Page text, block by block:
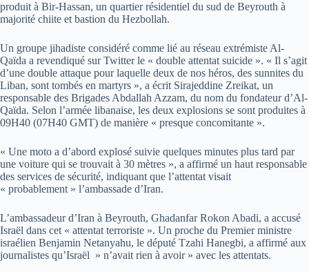
produit à Bir-Hassan, un quartier résidentiel du sud de Beyrouth à
majorité chiite et bastion du Hezbollah.
Un groupe jihadiste considéré comme lié au réseau extrémiste Al-
Qaïda a revendiqué sur Twitter le « double attentat suicide ». « Il s’agit
d’une double attaque pour laquelle deux de nos héros, des sunnites du
Liban, sont tombés en martyrs », a écrit Sirajeddine Zreikat, un
responsable des Brigades Abdallah Azzam, du nom du fondateur d’Al-
Qaïda. Selon l’armée libanaise, les deux explosions se sont produites à
09H40 (07H40 GMT) de manière « presque concomitante ».
« Une moto a d’abord explosé suivie quelques minutes plus tard par
une voiture qui se trouvait à 30 mètres », a affirmé un haut responsable
des services de sécurité, indiquant que l’attentat visait
« probablement » l’ambassade d’Iran.
L’ambassadeur d’Iran à Beyrouth, Ghadanfar Rokon Abadi, a accusé
Israël dans cet « attentat terroriste ». Un proche du Premier ministre
israélien Benjamin Netanyahu, le député Tzahi Hanegbi, a affirmé aux
journalistes qu’Israël » n’avait rien à avoir » avec les attentats.